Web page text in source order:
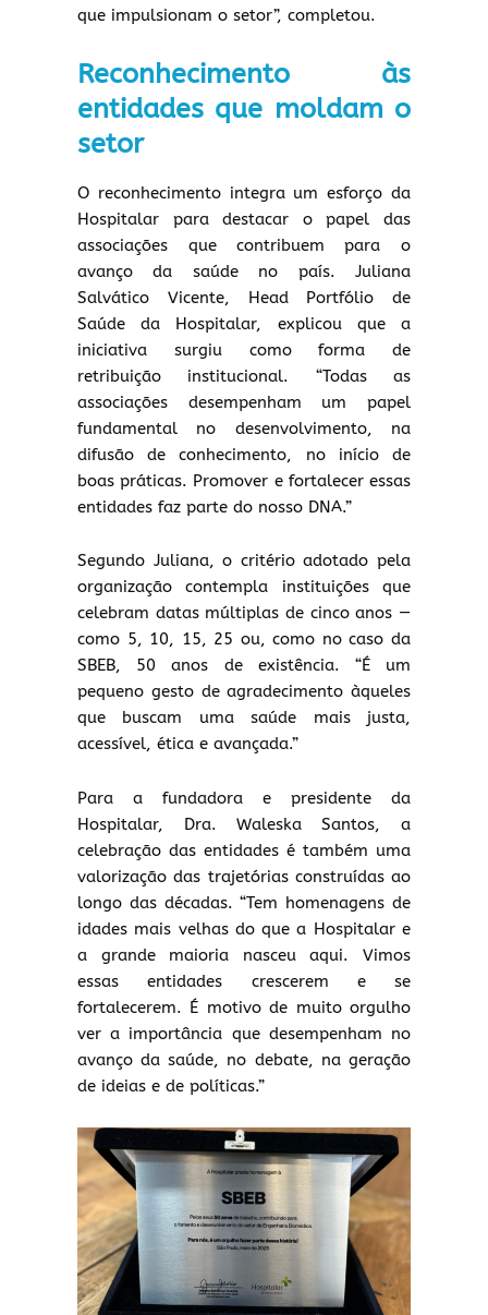
que impulsionam o setor”, completou.
Reconhecimento às
entidades que moldam o
setor
O reconhecimento integra um esforço da
Hospitalar para destacar o papel das
associações que contribuem para o
avanço da saúde no país. Juliana
Salvático Vicente, Head Portfólio de
Saúde da Hospitalar, explicou que a
iniciativa surgiu como forma de
retribuição institucional. “Todas as
associações desempenham um papel
fundamental no desenvolvimento, na
difusão de conhecimento, no início de
boas práticas. Promover e fortalecer essas
entidades faz parte do nosso DNA.”
Segundo Juliana, o critério adotado pela
organização contempla instituições que
celebram datas múltiplas de cinco anos —
como 5, 10, 15, 25 ou, como no caso da
SBEB, 50 anos de existência. “É um
pequeno gesto de agradecimento àqueles
que buscam uma saúde mais justa,
acessível, ética e avançada.”
Para a fundadora e presidente da
Hospitalar, Dra. Waleska Santos, a
celebração das entidades é também uma
valorização das trajetórias construídas ao
longo das décadas. “Tem homenagens de
idades mais velhas do que a Hospitalar e
a grande maioria nasceu aqui. Vimos
essas entidades crescerem e se
fortalecerem. É motivo de muito orgulho
ver a importância que desempenham no
avanço da saúde, no debate, na geração
de ideias e de políticas.”